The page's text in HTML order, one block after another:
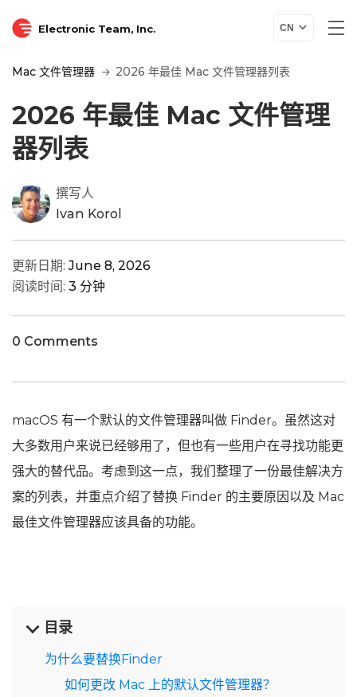
Electronic Team, Inc. CN
Mac 文件管理器 2026 年最佳 Mac 文件管理器列表
2026 年最佳 Mac 文件管理
器列表
撰写人
Ivan Korol
更新日期:June 8, 2026
阅读时间: 3 分钟
0 Comments
macOS 有一个默认的文件管理器叫做 Finder。虽然这对
大多数用户来说已经够用了，但也有一些用户在寻找功能更
强大的替代品。考虑到这一点，我们整理了一份最佳解决方
案的列表，并重点介绍了替换 Finder 的主要原因以及 Mac
最佳文件管理器应该具备的功能。
目录
为什么要替换Finder
如何更改 Mac 上的默认文件管理器？